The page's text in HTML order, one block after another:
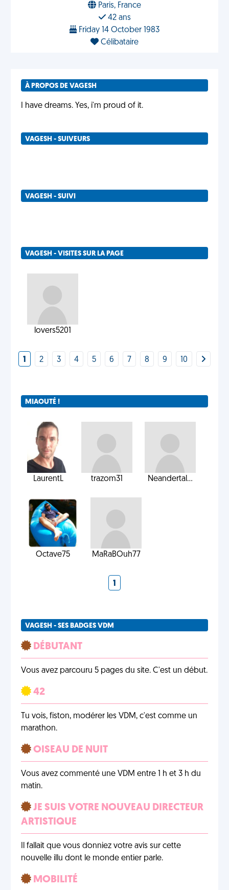
Paris, France
42 ans
Friday 14 October 1983
Célibataire
À PROPOS DE VAGESH
I have dreams. Yes, i'm proud of it.
VAGESH - SUIVEURS
VAGESH - SUIVI
VAGESH - VISITES SUR LA PAGE
lovers5201
1 2 3 4 5 6 7 8 9 10
MIAOUTÉ !
LaurentL trazom31 Neandertal...
Octave75 MaRaBOuh77
1
VAGESH - SES BADGES VDM
DÉBUTANT
Vous avez parcouru 5 pages du site. C'est un début.
42
Tu vois, fiston, modérer les VDM, c'est comme un
marathon.
OISEAU DE NUIT
Vous avez commenté une VDM entre 1 h et 3 h du
matin.
JE SUIS VOTRE NOUVEAU DIRECTEUR
ARTISTIQUE
Il fallait que vous donniez votre avis sur cette
nouvelle illu dont le monde entier parle.
MOBILITÉ